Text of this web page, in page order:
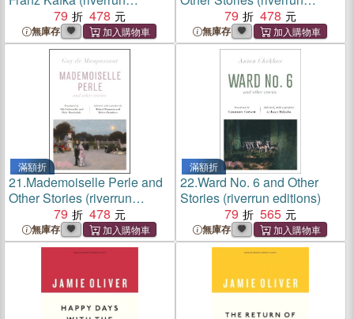
editions)79 478
無庫存
editions)79 478
無庫存
滿額折
21.Mademoiselle Perle and
Other Stories (riverrun
editions)79 478
無庫存
滿額折
22.Ward No. 6 and Other
Stories (riverrun editions)
79
565
無庫存